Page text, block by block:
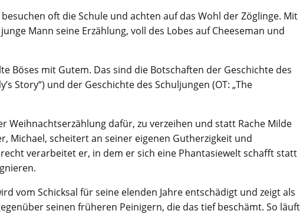
oft die Schule und achten auf das Wohl der Zöglinge. Mit
Mann seine Erzählung, voll des Lobes auf Cheeseman und
Böses mit Gutem. Das sind die Botschaften der Geschichte des
Story“) und der Geschichte des Schuljungen (OT: „The
Weihnachtserzählung dafür, zu verzeihen und statt Rache Milde
Michael, scheitert an seiner eigenen Gutherzigkeit und
verarbeitet er, in dem er sich eine Phantasiewelt schafft statt
vom Schicksal für seine elenden Jahre entschädigt und zeigt als
seinen früheren Peinigern, die das tief beschämt. So läuft